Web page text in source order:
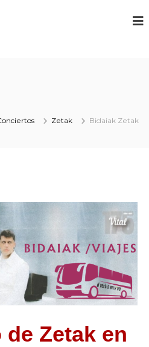
Zetak
Bidaiak Zetak
Zetak en